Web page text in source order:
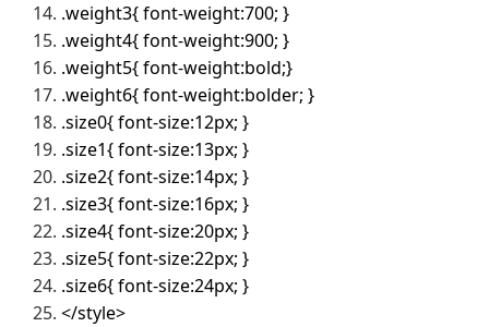
.weight3{ font-weight:700; }
.weight4{ font-weight:900; }
.weight5{ font-weight:bold;}
.weight6{ font-weight:bolder; }
.size0{ font-size:12px; }
.size1{ font-size:13px; }
.size2{ font-size:14px; }
.size3{ font-size:16px; }
.size4{ font-size:20px; }
.size5{ font-size:22px; }
.size6{ font-size:24px; }
</style>